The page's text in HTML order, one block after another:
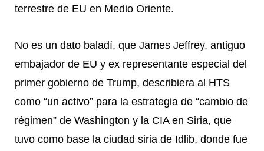
terrestre de EU en Medio Oriente.
No es un dato baladí, que James Jeffrey, antiguo
embajador de EU y ex representante especial del
primer gobierno de Trump, describiera al HTS
como “un activo” para la estrategia de “cambio de
régimen” de Washington y la CIA en Siria, que
tuvo como base la ciudad siria de Idlib, donde fue